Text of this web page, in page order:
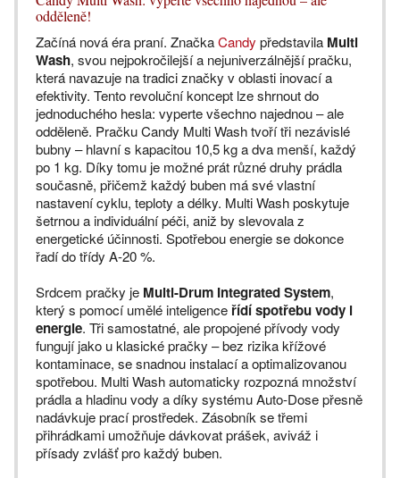
odděleně!
Začíná nová éra praní. ZnačkaCandy představila Multi
Wash, svou nejpokročilejší a nejuniverzálnější pračku,
která navazuje na tradici značky v oblasti inovací a
efektivity. Tento revoluční koncept lze shrnout do
jednoduchého hesla: vyperte všechno najednou – ale
odděleně. Pračku Candy Multi Wash tvoří tři nezávislé
bubny – hlavní s kapacitou 10,5 kg a dva menší, každý
po 1 kg. Díky tomu je možné prát různé druhy prádla
současně, přičemž každý buben má své vlastní
nastavení cyklu, teploty a délky. Multi Wash poskytuje
šetrnou a individuální péči, aniž by slevovala z
energetické účinnosti. Spotřebou energie se dokonce
řadí do třídy A-20 %.
Srdcem pračky je Multi-Drum Integrated System,
který s pomocí umělé inteligenceřídí spotřebu vody i
energie. Tři samostatné, ale propojené přívody vody
fungují jako u klasické pračky – bez rizika křížové
kontaminace, se snadnou instalací a optimalizovanou
spotřebou. Multi Wash automaticky rozpozná množství
prádla a hladinu vody a díky systému Auto-Dose přesně
nadávkuje prací prostředek. Zásobník se třemi
přihrádkami umožňuje dávkovat prášek, aviváž i
přísady zvlášť pro každý buben.